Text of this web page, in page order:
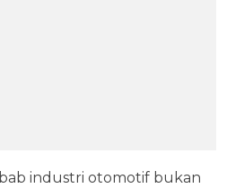
industri otomotif bukan